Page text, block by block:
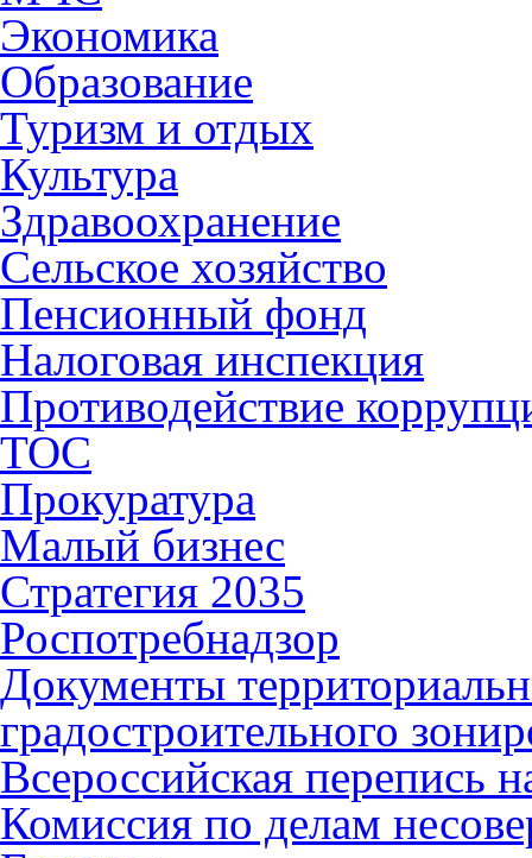
Экономика
Образование
Туризм и отдых
Культура
Здравоохранение
Сельское хозяйство
Пенсионный фонд
Налоговая инспекция
Противодействие
ТОС
Прокуратура
Малый бизнес
Стратегия 2035
Роспотребнадзор
Документы
градостроительного
Всероссийская перепись
Комиссия по делам